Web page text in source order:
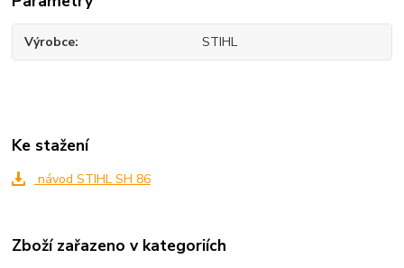
Výrobce STIHL
Ke stažení
návod STIHL SH 86
Zboží zařazeno v kategoriích